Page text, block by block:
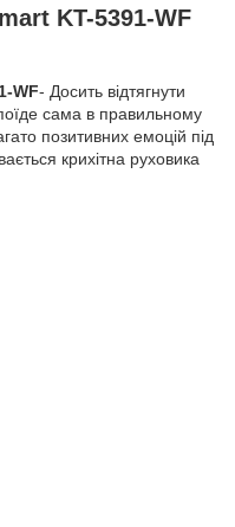
KT-5391-WF
WF- Досить відтягнути
сама в правильному
позитивних емоцій під
крихітна руховика